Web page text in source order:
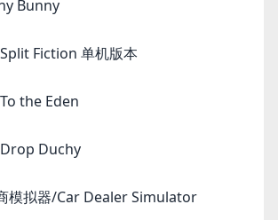
Bunny
双影奇境/Split Fiction 单机版本
the Eden
Duchy
模拟器/Car Dealer Simulator